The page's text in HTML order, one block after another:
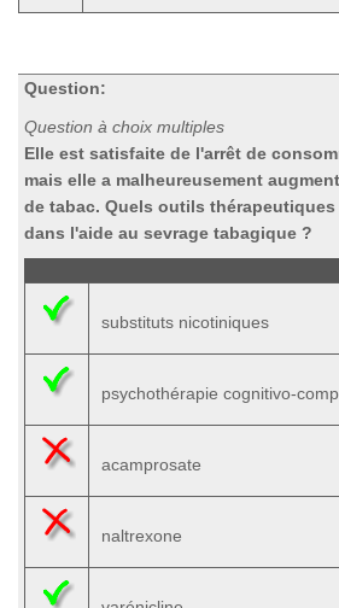
Question:
Question à choix multiples
Elle est satisfaite de l'arrêt de
mais elle a malheureusement
de tabac. Quels outils
dans l'aide au sevrage tabagique ?
substituts nicotiniques
psychothérapie cognitivo-
acamprosate
naltrexone